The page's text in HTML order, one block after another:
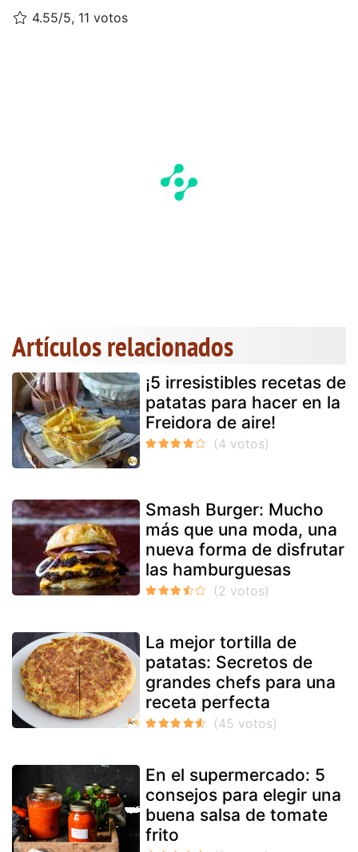
4.55/5, 11 votos
Artículos relacionados
¡5 irresistibles recetas de
patatas para hacer en la
Freidora de aire!
Smash Burger: Mucho
más que una moda, una
nueva forma de disfrutar
las hamburguesas
La mejor tortilla de
patatas: Secretos de
grandes chefs para una
receta perfecta
En el supermercado: 5
consejos para elegir una
buena salsa de tomate
frito